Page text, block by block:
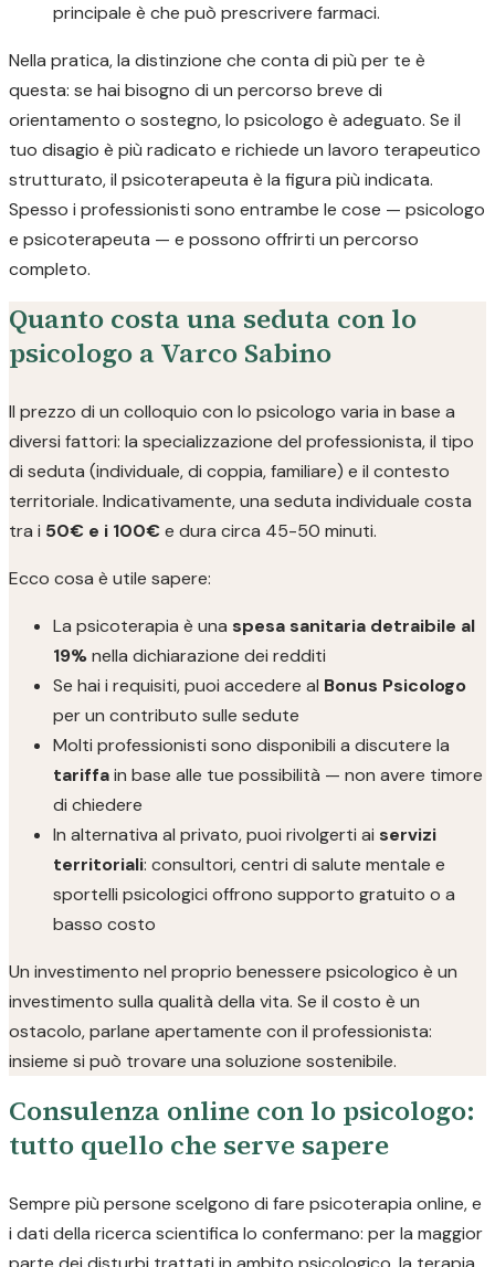
principale è che può prescrivere farmaci.
Nella pratica, la distinzione che conta di più per te è
questa: se hai bisogno di un percorso breve di
orientamento o sostegno, lo psicologo è adeguato. Se il
tuo disagio è più radicato e richiede un lavoro terapeutico
strutturato, il psicoterapeuta è la figura più indicata.
Spesso i professionisti sono entrambe le cose — psicologo
e psicoterapeuta — e possono offrirti un percorso
completo.
Quanto costa una seduta con lo
psicologo a Varco Sabino
Il prezzo di un colloquio con lo psicologo varia in base a
diversi fattori: la specializzazione del professionista, il tipo
di seduta (individuale, di coppia, familiare) e il contesto
territoriale. Indicativamente, una seduta individuale costa
tra i 50€ e i 100€ e dura circa 45-50 minuti.
Ecco cosa è utile sapere:
La psicoterapia è una spesa sanitaria detraibile al
19%nella dichiarazione dei redditi
Se hai i requisiti, puoi accedere al Bonus Psicologo
per un contributo sulle sedute
Molti professionisti sono disponibili a discutere la
tariffain base alle tue possibilità — non avere timore
di chiedere
In alternativa al privato, puoi rivolgerti ai servizi
territoriali: consultori, centri di salute mentale e
sportelli psicologici offrono supporto gratuito o a
basso costo
Un investimento nel proprio benessere psicologico è un
investimento sulla qualità della vita. Se il costo è un
ostacolo, parlane apertamente con il professionista:
insieme si può trovare una soluzione sostenibile.
Consulenza online con lo psicologo:
tutto quello che serve sapere
Sempre più persone scelgono di fare psicoterapia online, e
i dati della ricerca scientifica lo confermano: per la maggior